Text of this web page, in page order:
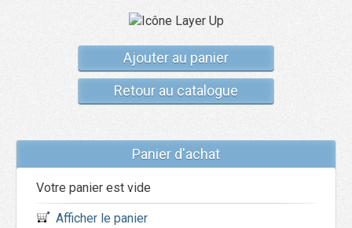
Ajouter au panier
Retour au catalogue
Panier d'achat
Votre panier est vide
Afficher le panier